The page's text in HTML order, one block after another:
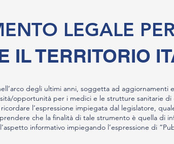
degli ultimi anni, soggetta ad aggiornamenti
opportunità per i medici e le strutture sanitarie di
l’espressione impiegata dal legislatore,
che la finalità di tale strumento è quella di
informativo impiegando l’espressione di
LEGALE
IL TERRITORIO